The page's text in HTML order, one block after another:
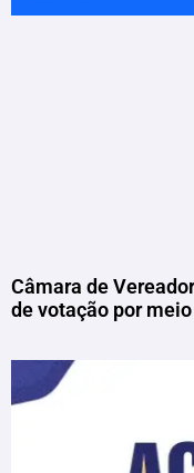
Câmara de
de votação por